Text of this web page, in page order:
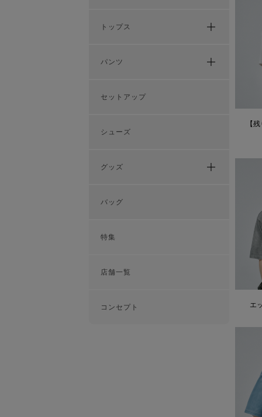
トップス
パンツ
セットアップ
シューズ
グッズ
バッグ
特集
店舗一覧
コンセプト
【
エ